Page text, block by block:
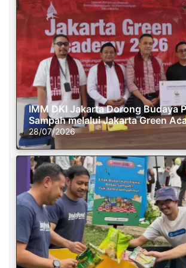
IMM DKI Jakarta Dorong Budaya
Sampah melalui Jakarta Green
28/07/2026